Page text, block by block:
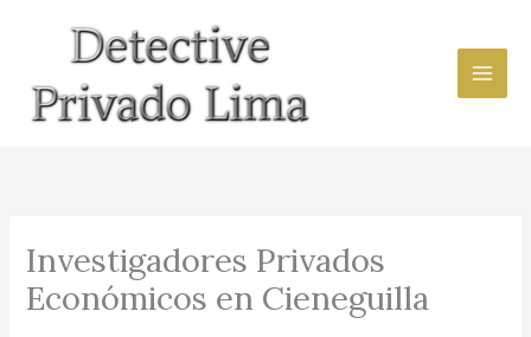
contenido
Investigadores Privados
Económicos en Cieneguilla